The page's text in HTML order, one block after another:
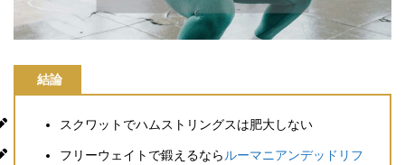
結論
スクワットでハムストリングスは肥大しない
フリーウェイトで鍛えるなら ルーマニアンデッドリフ